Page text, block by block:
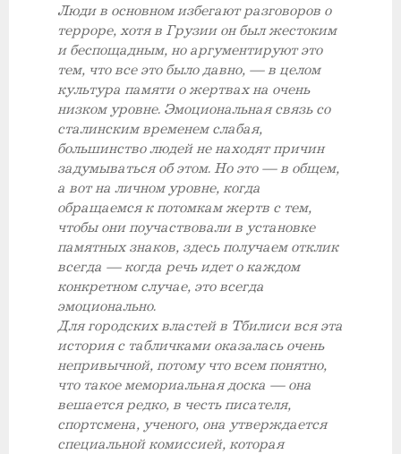
Люди в основном избегают разговоров о
терроре, хотя в Грузии он был жестоким
и беспощадным, но аргументируют это
тем, что все это было давно, — в целом
культура памяти о жертвах на очень
низком уровне. Эмоциональная связь со
сталинским временем слабая,
большинство людей не находят причин
задумываться об этом. Но это — в общем,
а вот на личном уровне, когда
обращаемся к потомкам жертв с тем,
чтобы они поучаствовали в установке
памятных знаков, здесь получаем отклик
всегда — когда речь идет о каждом
конкретном случае, это всегда
эмоционально.
Для городских властей в Тбилиси вся эта
история с табличками оказалась очень
непривычной, потому что всем понятно,
что такое мемориальная доска — она
вешается редко, в честь писателя,
спортсмена, ученого, она утверждается
специальной комиссией, которая